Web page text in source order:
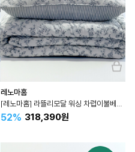
레노마홈
52% 318,390원